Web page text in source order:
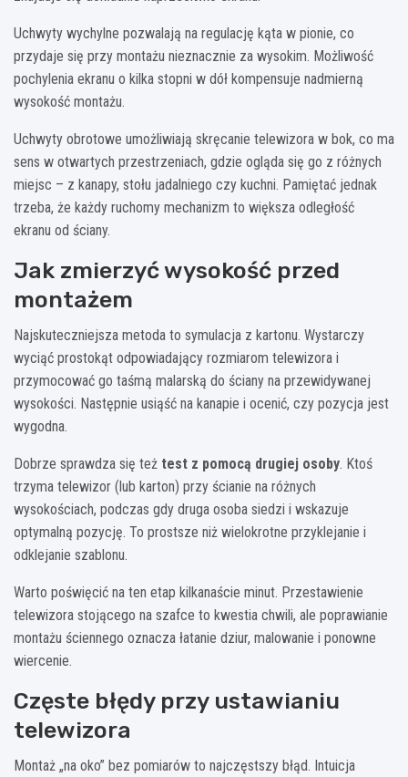
Uchwyty wychylne pozwalają na regulację kąta w pionie, co
przydaje się przy montażu nieznacznie za wysokim. Możliwość
pochylenia ekranu o kilka stopni w dół kompensuje nadmierną
wysokość montażu.
Uchwyty obrotowe umożliwiają skręcanie telewizora w bok, co ma
sens w otwartych przestrzeniach, gdzie ogląda się go z różnych
miejsc – z kanapy, stołu jadalniego czy kuchni. Pamiętać jednak
trzeba, że każdy ruchomy mechanizm to większa odległość
ekranu od ściany.
Jak zmierzyć wysokość przed
montażem
Najskuteczniejsza metoda to symulacja z kartonu. Wystarczy
wyciąć prostokąt odpowiadający rozmiarom telewizora i
przymocować go taśmą malarską do ściany na przewidywanej
wysokości. Następnie usiąść na kanapie i ocenić, czy pozycja jest
wygodna.
Dobrze sprawdza się też test z pomocą drugiej osoby. Ktoś
trzyma telewizor (lub karton) przy ścianie na różnych
wysokościach, podczas gdy druga osoba siedzi i wskazuje
optymalną pozycję. To prostsze niż wielokrotne przyklejanie i
odklejanie szablonu.
Warto poświęcić na ten etap kilkanaście minut. Przestawienie
telewizora stojącego na szafce to kwestia chwili, ale poprawianie
montażu ściennego oznacza łatanie dziur, malowanie i ponowne
wiercenie.
Częste błędy przy ustawianiu
telewizora
Montaż „na oko” bez pomiarów to najczęstszy błąd. Intuicja